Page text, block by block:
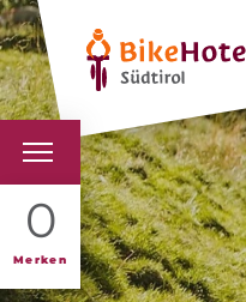
0
Merken